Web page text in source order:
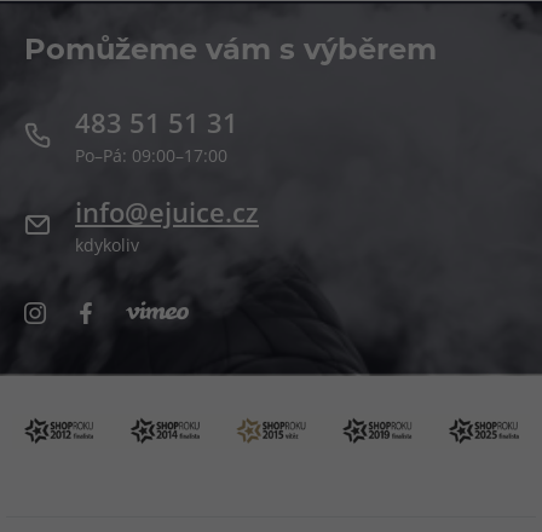
Pomůžeme vám s výběrem
483 51 51 31
Po–Pá: 09:00–17:00
info@ejuice.cz
kdykoliv